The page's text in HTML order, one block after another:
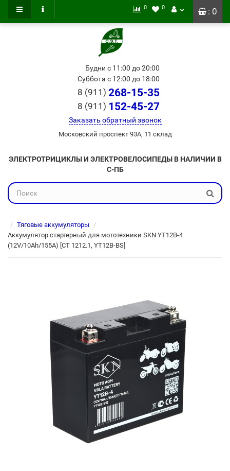
: 0
0 0
Будни с 11:00 до 20:00
Суббота с 12:00 до 18:00
8 (911) 268-15-35
8 (911) 152-45-27
Заказать обратный звонок
Московский проспект 93А, 11 склад
ЭЛЕКТРОТРИЦИКЛЫ И ЭЛЕКТРОВЕЛОСИПЕДЫ В НАЛИЧИИ В
С-ПБ
Тяговые аккумуляторы
Аккумулятор стартерный для мототехники SKN YT12B-4
(12V/10Ah/155A) [CT 1212.1, YT12B-BS]